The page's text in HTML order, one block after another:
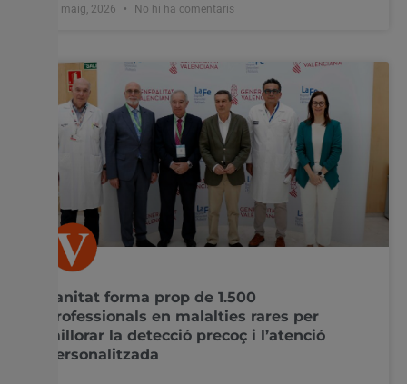
28 maig, 2026 No hi ha comentaris
Sanitat forma prop de 1.500
professionals en malalties rares per
millorar la detecció precoç i l’atenció
personalitzada